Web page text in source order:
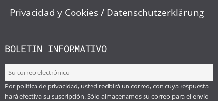
Privacidad y Cookies / Datenschutzerklärung
BOLETIN INFORMATIVO
Por política de privacidad, usted recibirá un correo, con cuya respuesta
hará efectiva su suscripción. Sólo almacenamos su correo para el envío